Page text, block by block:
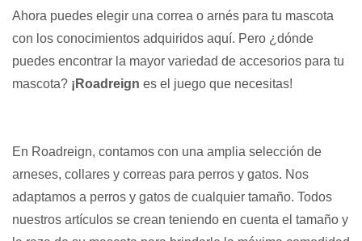
Ahora puedes elegir una correa o arnés para tu mascota
con los conocimientos adquiridos aquí. Pero ¿dónde
puedes encontrar la mayor variedad de accesorios para tu
mascota? ¡Roadreign es el juego que necesitas!
En Roadreign, contamos con una amplia selección de
arneses, collares y correas para perros y gatos. Nos
adaptamos a perros y gatos de cualquier tamaño. Todos
nuestros artículos se crean teniendo en cuenta el tamaño y